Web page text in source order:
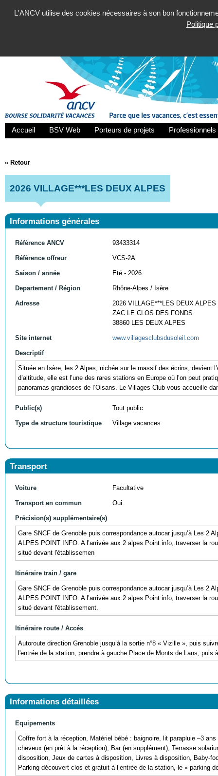
L'ANCV utilise des cookies nécessaires à son bon
Politique
Accueil BSV Web Porteurs de projets
« Retour
2026 VILLAGE***LES DEUX ALPES
Informations générales
Référence ANCV 93433314
Référence offreur VCS-2A
Saison / année Eté - 2026
Departement / Région Rhône-Alpes / Isère
Adresse
2026 VILLAGE***LES DEUX ALPES
ZAC LE CLOS DES FONDS
38860 LES DEUX ALPES
Site internet www.villagesclubsdusoleil.com
Descriptif
Située en Isère, les 2 Alpes, nichée sur le massif des écrins, devient
d’altitude, elle est l’une des rares stations en Europe où l’on peut
panoramas grandioses de l’Oisans. Le Villages Club vous accueille
Public(s) Tout public
Type de structure touristique Village vacances
Transport
Voiture Facultative
Transport en commun Oui
Précision(s) supplémentaire(s)
Gare SNCF de Grenoble puis correspondance autocar jusqu’à Les 2
ALPES POINT INFO. A l’arrivée aux 2 alpes Point info, traverser la
situé devant l'établissemen
Itinéraire train / gare
Gare SNCF de Grenoble puis correspondance autocar jusqu’à Les 2
ALPES POINT INFO. A l’arrivée aux 2 alpes Point info, traverser la
situé devant l'établissement.
Itinéraire route / Accés
Autoroute direction Grenoble jusqu’à la sortie n°8 « Vizille », puis
l'entrée de la station, prendre à gauche Place de Monts de Lans,
Informations détaillées
Equipements
Coffre fort à la réception, Matériel bébé : baignoire, lit parapluie –3
cheveux (en prêt à la réception), Bar (en supplément), Terrasse
disposition, Jeux de cartes à disposition, Livres à disposition, Baby-
Parking découvert clos et gratuit à l’entrée de la station, le « parking